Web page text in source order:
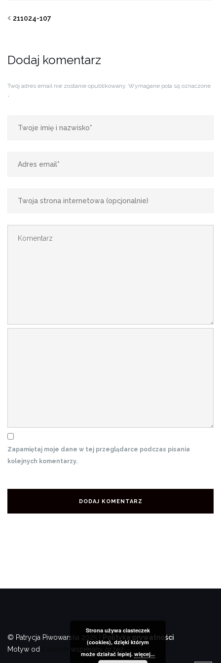
211024-107
Dodaj komentarz
Twój adres email nie zostanie opublikowany. Wymagane pola są oznaczone
*
Zapamiętaj moje dane w tej przeglądarce podczas pisania
kolejnych komentarzy.
© Patrycja Piwowarska 2025 | Polityka prywatności
Motyw od
wspierany przez
Strona używa ciasteczek
(cookies), dzięki którym
może działać lepiej. więcej...